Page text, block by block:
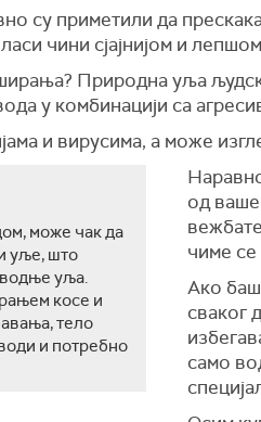
су приметили да
чини сјајнијом и
Природна уља
у комбинацији са
и вирусима, а може
може чак да
уље, што
уља.
косе и
тело
и потребно
од
чиме се
Ако
сваког
само